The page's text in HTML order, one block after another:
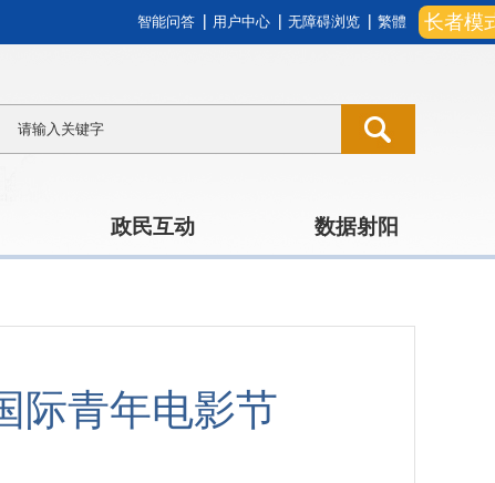
长者模
智能问答 用户中心 无障碍浏览 繁體
政民互动 数据射阳
际青年电影节